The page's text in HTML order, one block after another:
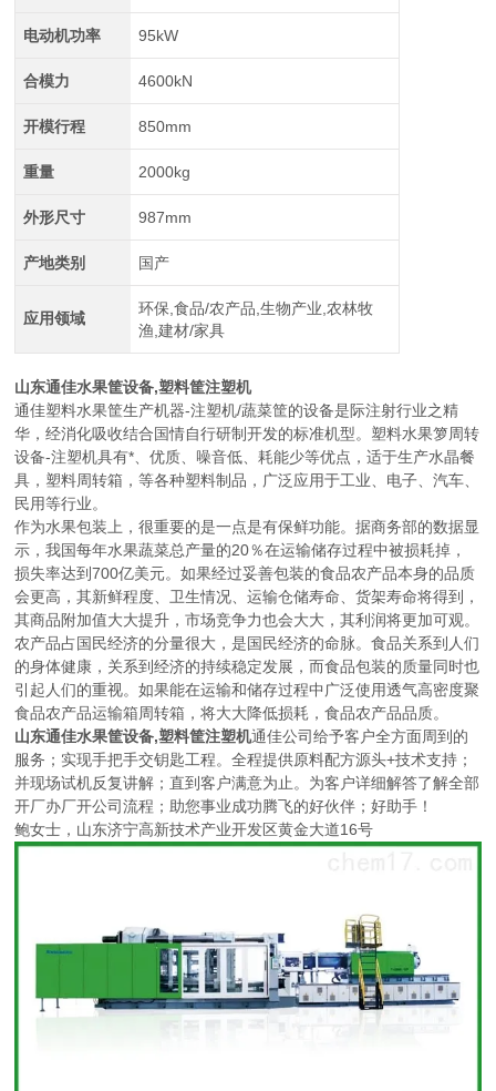
电动机功率 95kW
合模力 4600kN
开模行程 850mm
重量 2000kg
外形尺寸 987mm
产地类别 国产
应用领域
环保,食品/农产品,生物产业,农林牧
渔,建材/家具
山东通佳水果筐设备,塑料筐注塑机
通佳塑料水果筐生产机器-注塑机/蔬菜筐的设备是际注射行业之精
华，经消化吸收结合国情自行研制开发的标准机型。塑料水果箩周转
设备-注塑机具有*、优质、噪音低、耗能少等优点，适于生产水晶餐
具，塑料周转箱，等各种塑料制品，广泛应用于工业、电子、汽车、
民用等行业。
作为水果包装上，很重要的是一点是有保鲜功能。据商务部的数据显
示，我国每年水果蔬菜总产量的20％在运输储存过程中被损耗掉，
损失率达到700亿美元。如果经过妥善包装的食品农产品本身的品质
会更高，其新鲜程度、卫生情况、运输仓储寿命、货架寿命将得到，
其商品附加值大大提升，市场竞争力也会大大，其利润将更加可观。
农产品占国民经济的分量很大，是国民经济的命脉。食品关系到人们
的身体健康，关系到经济的持续稳定发展，而食品包装的质量同时也
引起人们的重视。如果能在运输和储存过程中广泛使用透气高密度聚
食品农产品运输箱周转箱，将大大降低损耗，食品农产品品质。
山东通佳水果筐设备,塑料筐注塑机通佳公司给予客户全方面周到的
服务；实现手把手交钥匙工程。全程提供原料配方源头+技术支持；
并现场试机反复讲解；直到客户满意为止。为客户详细解答了解全部
开厂办厂开公司流程；助您事业成功腾飞的好伙伴；好助手！
鲍女士，山东济宁高新技术产业开发区黄金大道16号